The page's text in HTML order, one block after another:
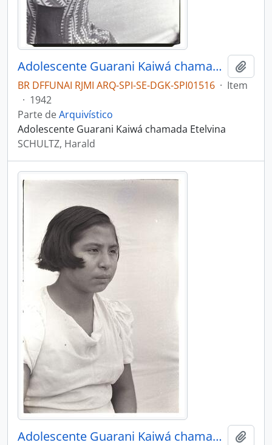
Adolescente Guarani Kaiwá chamada Etelvina
BR DFFUNAI RJMI ARQ-SPI-SE-DGK-SPI01516 · Item
· 1942
Parte deArquivístico
Adolescente Guarani Kaiwá chamada Etelvina
SCHULTZ, Harald
Adolescente Guarani Kaiwá chamada Iracema